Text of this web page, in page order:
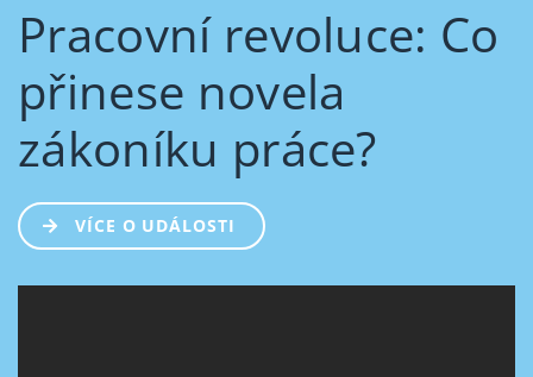
Pracovní revoluce: Co
přinese novela
zákoníku práce?
VÍCE O UDÁLOSTI